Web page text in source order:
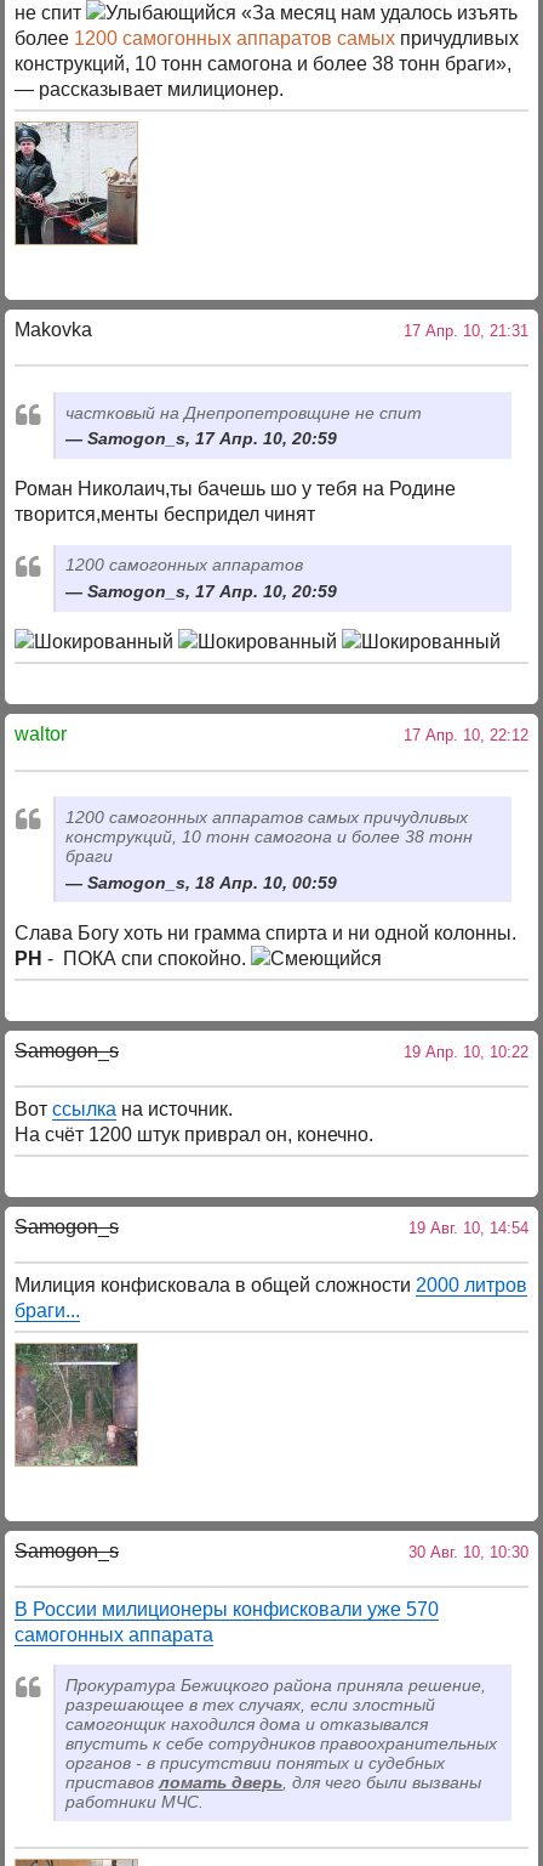
не спит
«За месяц нам удалось изъять
более 1200 самогонных аппаратов самых причудливых
конструкций, 10 тонн самогона и более 38 тонн браги»,
— рассказывает милиционер.
Makovka 17 Апр. 10, 21:31
частковый на Днепропетровщине не спит
Samogon_s, 17 Апр. 10, 20:59
Роман Николаич,ты бачешь шо у тебя на Родине
творится,менты беспридел чинят
1200 самогонных аппаратов
Samogon_s, 17 Апр. 10, 20:59
waltor 17 Апр. 10, 22:12
1200 самогонных аппаратов самых причудливых
конструкций, 10 тонн самогона и более 38 тонн
браги
Samogon_s, 18 Апр. 10, 00:59
Слава Богу хоть ни грамма спирта и ни одной колонны.
РН - ПОКА спи спокойно.
Samogon_s 19 Апр. 10, 10:22
Вотссылка на источник.
На счёт 1200 штук приврал он, конечно.
Samogon_s 19 Авг. 10, 14:54
Милиция конфисковала в общей сложности 2000 литров
браги...
Samogon_s 30 Авг. 10, 10:30
В России милиционеры конфисковали уже 570
самогонных аппарата
Прокуратура Бежицкого района приняла решение,
разрешающее в тех случаях, если злостный
самогонщик находился дома и отказывался
впустить к себе сотрудников правоохранительных
органов - в присутствии понятых и судебных
приставовломать дверь , для чего были вызваны
работники МЧС.